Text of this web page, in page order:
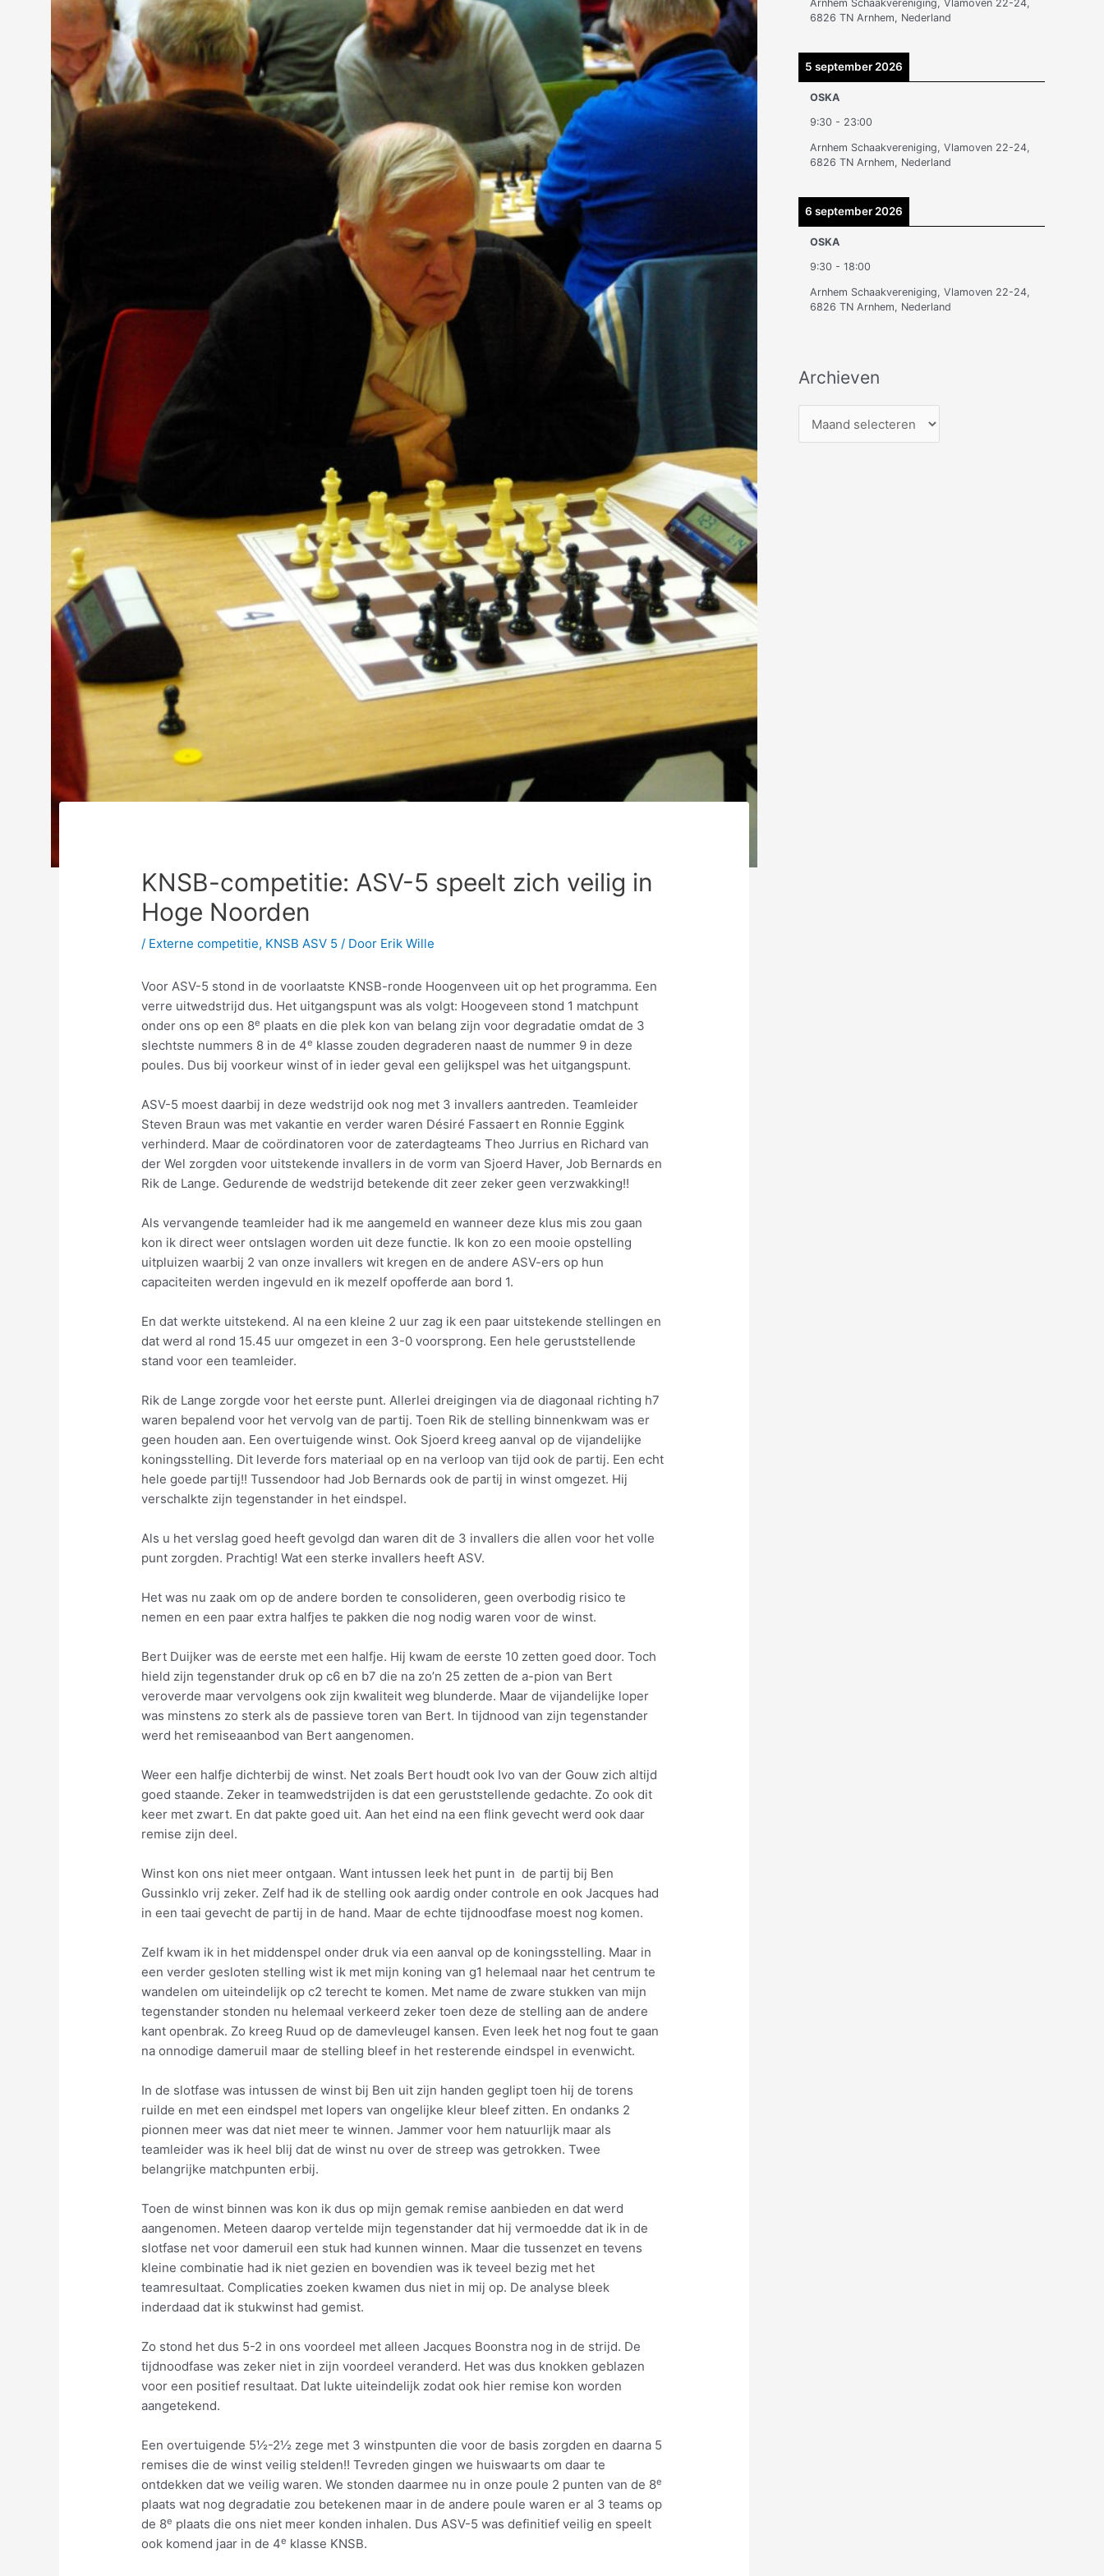
KNSB-competitie: ASV-5 speelt zich veilig in
Hoge Noorden
/ Externe competitie, KNSB ASV 5 / Door Erik Wille
Voor ASV-5 stond in de voorlaatste KNSB-ronde Hoogenveen uit op het programma. Een
verre uitwedstrijd dus. Het uitgangspunt was als volgt: Hoogeveen stond 1 matchpunt
onder ons op een 8e plaats en die plek kon van belang zijn voor degradatie omdat de 3
slechtste nummers 8 in de 4e klasse zouden degraderen naast de nummer 9 in deze
poules. Dus bij voorkeur winst of in ieder geval een gelijkspel was het uitgangspunt.
ASV-5 moest daarbij in deze wedstrijd ook nog met 3 invallers aantreden. Teamleider
Steven Braun was met vakantie en verder waren Désiré Fassaert en Ronnie Eggink
verhinderd. Maar de coördinatoren voor de zaterdagteams Theo Jurrius en Richard van
der Wel zorgden voor uitstekende invallers in de vorm van Sjoerd Haver, Job Bernards en
Rik de Lange. Gedurende de wedstrijd betekende dit zeer zeker geen verzwakking!!
Als vervangende teamleider had ik me aangemeld en wanneer deze klus mis zou gaan
kon ik direct weer ontslagen worden uit deze functie. Ik kon zo een mooie opstelling
uitpluizen waarbij 2 van onze invallers wit kregen en de andere ASV-ers op hun
capaciteiten werden ingevuld en ik mezelf opofferde aan bord 1.
En dat werkte uitstekend. Al na een kleine 2 uur zag ik een paar uitstekende stellingen en
dat werd al rond 15.45 uur omgezet in een 3-0 voorsprong. Een hele geruststellende
stand voor een teamleider.
Rik de Lange zorgde voor het eerste punt. Allerlei dreigingen via de diagonaal richting h7
waren bepalend voor het vervolg van de partij. Toen Rik de stelling binnenkwam was er
geen houden aan. Een overtuigende winst. Ook Sjoerd kreeg aanval op de vijandelijke
koningsstelling. Dit leverde fors materiaal op en na verloop van tijd ook de partij. Een echt
hele goede partij!! Tussendoor had Job Bernards ook de partij in winst omgezet. Hij
verschalkte zijn tegenstander in het eindspel.
Als u het verslag goed heeft gevolgd dan waren dit de 3 invallers die allen voor het volle
punt zorgden. Prachtig! Wat een sterke invallers heeft ASV.
Het was nu zaak om op de andere borden te consolideren, geen overbodig risico te
nemen en een paar extra halfjes te pakken die nog nodig waren voor de winst.
Bert Duijker was de eerste met een halfje. Hij kwam de eerste 10 zetten goed door. Toch
hield zijn tegenstander druk op c6 en b7 die na zo’n 25 zetten de a-pion van Bert
veroverde maar vervolgens ook zijn kwaliteit weg blunderde. Maar de vijandelijke loper
was minstens zo sterk als de passieve toren van Bert. In tijdnood van zijn tegenstander
werd het remiseaanbod van Bert aangenomen.
Weer een halfje dichterbij de winst. Net zoals Bert houdt ook Ivo van der Gouw zich altijd
goed staande. Zeker in teamwedstrijden is dat een geruststellende gedachte. Zo ook dit
keer met zwart. En dat pakte goed uit. Aan het eind na een flink gevecht werd ook daar
remise zijn deel.
Winst kon ons niet meer ontgaan. Want intussen leek het punt in de partij bij Ben
Gussinklo vrij zeker. Zelf had ik de stelling ook aardig onder controle en ook Jacques had
in een taai gevecht de partij in de hand. Maar de echte tijdnoodfase moest nog komen.
Zelf kwam ik in het middenspel onder druk via een aanval op de koningsstelling. Maar in
een verder gesloten stelling wist ik met mijn koning van g1 helemaal naar het centrum te
wandelen om uiteindelijk op c2 terecht te komen. Met name de zware stukken van mijn
tegenstander stonden nu helemaal verkeerd zeker toen deze de stelling aan de andere
kant openbrak. Zo kreeg Ruud op de damevleugel kansen. Even leek het nog fout te gaan
na onnodige dameruil maar de stelling bleef in het resterende eindspel in evenwicht.
In de slotfase was intussen de winst bij Ben uit zijn handen geglipt toen hij de torens
ruilde en met een eindspel met lopers van ongelijke kleur bleef zitten. En ondanks 2
pionnen meer was dat niet meer te winnen. Jammer voor hem natuurlijk maar als
teamleider was ik heel blij dat de winst nu over de streep was getrokken. Twee
belangrijke matchpunten erbij.
Toen de winst binnen was kon ik dus op mijn gemak remise aanbieden en dat werd
aangenomen. Meteen daarop vertelde mijn tegenstander dat hij vermoedde dat ik in de
slotfase net voor dameruil een stuk had kunnen winnen. Maar die tussenzet en tevens
kleine combinatie had ik niet gezien en bovendien was ik teveel bezig met het
teamresultaat. Complicaties zoeken kwamen dus niet in mij op. De analyse bleek
inderdaad dat ik stukwinst had gemist.
Zo stond het dus 5-2 in ons voordeel met alleen Jacques Boonstra nog in de strijd. De
tijdnoodfase was zeker niet in zijn voordeel veranderd. Het was dus knokken geblazen
voor een positief resultaat. Dat lukte uiteindelijk zodat ook hier remise kon worden
aangetekend.
Een overtuigende 5½-2½ zege met 3 winstpunten die voor de basis zorgden en daarna 5
remises die de winst veilig stelden!! Tevreden gingen we huiswaarts om daar te
ontdekken dat we veilig waren. We stonden daarmee nu in onze poule 2 punten van de 8e
plaats wat nog degradatie zou betekenen maar in de andere poule waren er al 3 teams op
de 8e plaats die ons niet meer konden inhalen. Dus ASV-5 was definitief veilig en speelt
ook komend jaar in de 4e klasse KNSB.
Arnhem Schaakvereniging, Vlamoven 22-24,
6826 TN Arnhem, Nederland
5 september 2026
OSKA
9:30 - 23:00
Arnhem Schaakvereniging, Vlamoven 22-24,
6826 TN Arnhem, Nederland
6 september 2026
OSKA
9:30 - 18:00
Arnhem Schaakvereniging, Vlamoven 22-24,
6826 TN Arnhem, Nederland
Archieven